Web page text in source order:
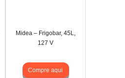
Midea – Frigobar, 45L,
127 V
Compre aqui